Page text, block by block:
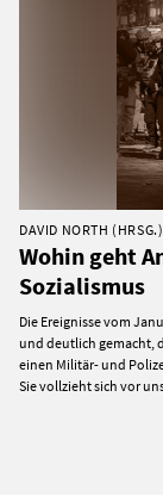
DAVID NORTH (HRSG.)
Wohin geht
Sozialismus
Die Ereignisse vom
und deutlich gemacht,
einen Militär- und
Sie vollzieht sich vor